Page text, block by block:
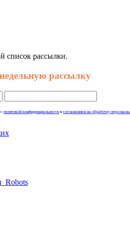
список рассылки.
рассылку
политикой конфиденциальности и соглашением на обработку